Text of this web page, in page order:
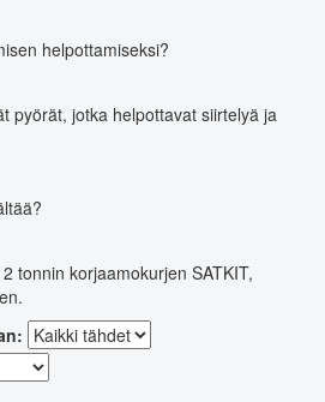
helpottamiseksi?
pyörät, jotka helpottavat siirtelyä ja
tonnin korjaamokurjen SATKIT,